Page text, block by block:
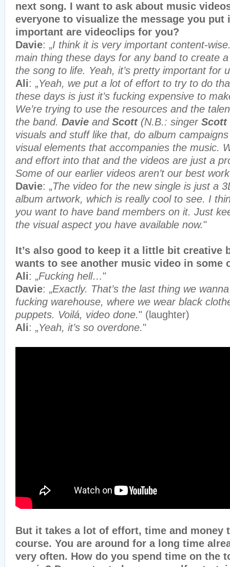
next song. I want to ask about music
everyone to visualize the message you put
important are videoclips for you?
Davie: „I think it is very important content-
main thing these days for any band to create
the song to life. Yeah, it’s pretty important for
Ali: „Yeah, we put a lot of effort to try to do
these days is just it’s fucking expensive to
We’re trying to use the resources and the
the band. Davie and Scott (N.B.: singer Scott
visuals and stuff like that, do album
visual elements that accompanies the music.
and effort into that and the videos are just a
Some of our earlier videos aren’t our best
Davie: „The video for the new single is just a
album artwork, which is really cool to see. I
you want to have band members on it. Just
the visual aspect you have available now."
It’s also good to keep it a little bit creative
wants to see another music video in
Ali: „Fucking hell…"
Davie: „Exactly. That’s the last thing we
fucking warehouse, where we wear black
puppets. Voilá, video done." (laughter)
Ali: „Yeah, it’s so overdone."
But it takes a lot of effort, time and money
course. You are around for a long time
very often. How do you spend time on the